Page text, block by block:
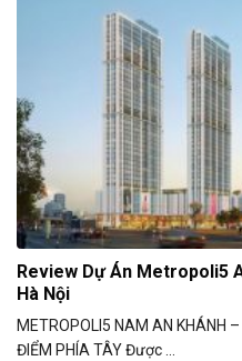
Review Dự Án Metropoli5
Hà Nội
METROPOLI5 NAM AN KHÁNH
ĐIỂM PHÍA TÂY Được ...